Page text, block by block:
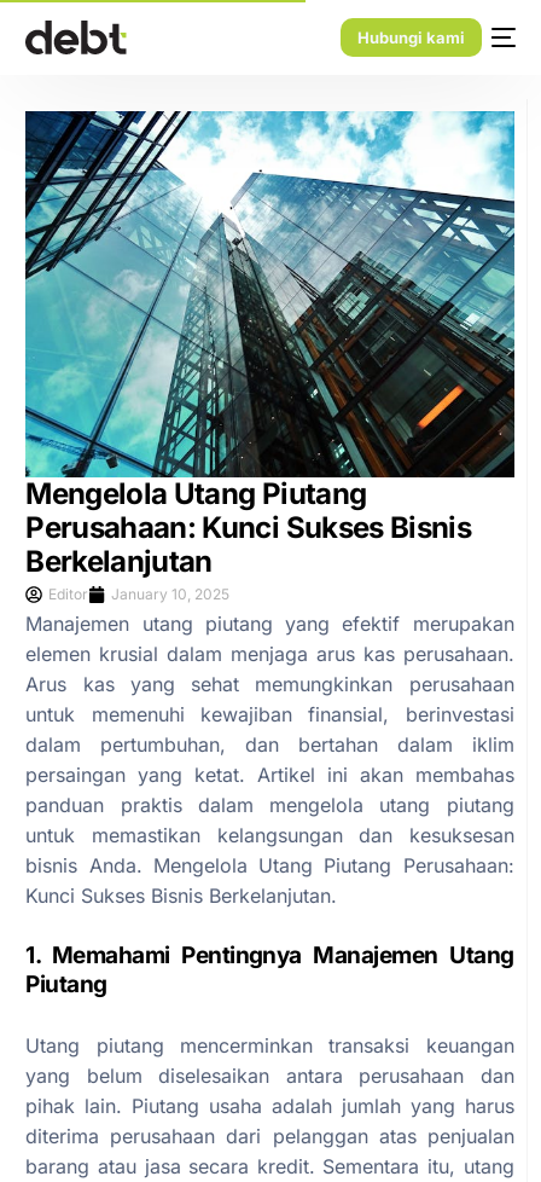
Hubungi kami
Mengelola Utang Piutang
Perusahaan: Kunci Sukses Bisnis
Berkelanjutan
Editor January 10, 2025
Manajemen utang piutang yang efektif merupakan
elemen krusial dalam menjaga arus kas perusahaan.
Arus kas yang sehat memungkinkan perusahaan
untuk memenuhi kewajiban finansial, berinvestasi
dalam pertumbuhan, dan bertahan dalam iklim
persaingan yang ketat. Artikel ini akan membahas
panduan praktis dalam mengelola utang piutang
untuk memastikan kelangsungan dan kesuksesan
bisnis Anda. Mengelola Utang Piutang Perusahaan:
Kunci Sukses Bisnis Berkelanjutan.
1. Memahami Pentingnya Manajemen Utang
Piutang
Utang piutang mencerminkan transaksi keuangan
yang belum diselesaikan antara perusahaan dan
pihak lain. Piutang usaha adalah jumlah yang harus
diterima perusahaan dari pelanggan atas penjualan
barang atau jasa secara kredit. Sementara itu, utang